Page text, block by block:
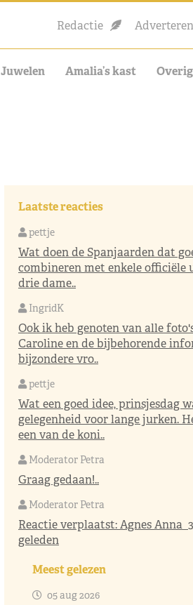
Redactie Adverteren
Juwelen Amalia’s kast Overig
Laatste reacties
pettje
Wat doen de Spanjaarden dat
combineren met enkele officiële
drie dame..
IngridK
Ook ik heb genoten van alle
Caroline en de bijbehorende
bijzondere vro..
pettje
Wat een goed idee, prinsjesdag
gelegenheid voor lange jurken.
een van de koni..
Moderator Petra
Graag gedaan!..
Moderator Petra
Reactie verplaatst:Agnes Anna
geleden
Meest gelezen
05 aug 2026